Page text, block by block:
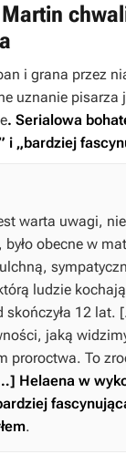
Martin
i grana przez
uznanie pisarza
. Serialowa
i „bardziej
warta uwagi,
obecne w
ludzie
skończyła 12 lat.
jaką
proroctwa. To
Helaena w
.